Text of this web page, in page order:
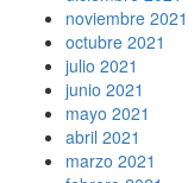
noviembre 2021
octubre 2021
julio 2021
junio 2021
mayo 2021
abril 2021
marzo 2021